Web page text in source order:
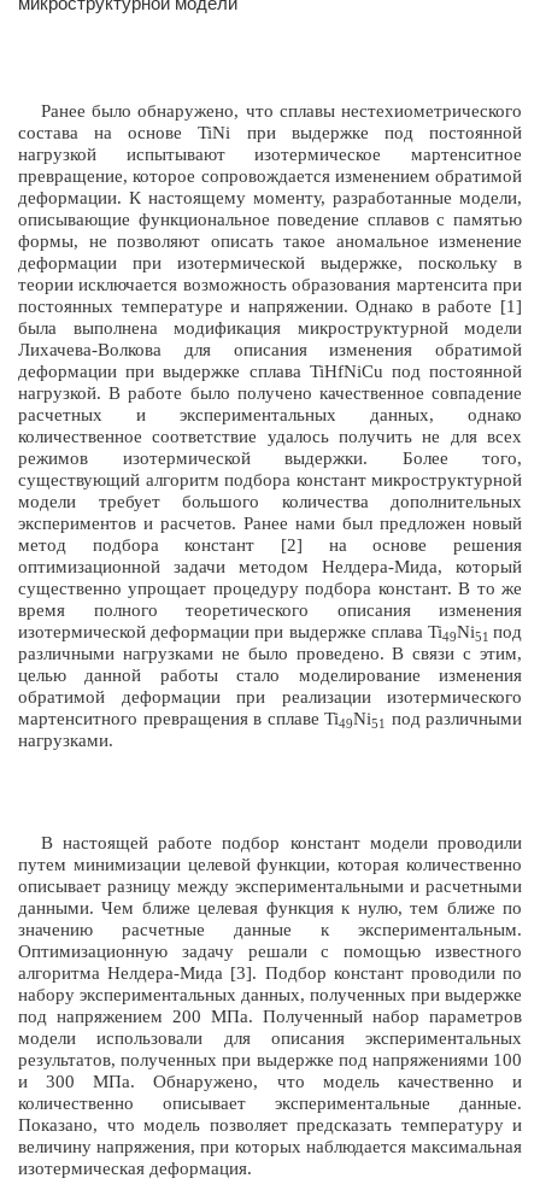
Ранее было обнаружено, что сплавы нестехиометрического
состава на основеTiNi
при выдержке под постоянной
нагрузкой испытывают изотермическое мартенситное
превращение, которое сопровождается изменением обратимой
деформации. К настоящему моменту, разработанные модели,
описывающие функциональное поведение сплавов с памятью
формы, не позволяют описать такое аномальное изменение
деформации при изотермической выдержке, поскольку в
теории исключается возможность образования мартенсита при
постоянных температуре и напряжении. Однако в работе [1]
была выполнена модификация микроструктурной модели
Лихачева-Волкова для описания изменения обратимой
деформации при выдержке сплава TiHfNiCu под постоянной
нагрузкой. В работе было получено качественное совпадение
расчетных и экспериментальных данных, однако
количественное соответствие удалось получить не для всех
режимов изотермической выдержки. Более того,
существующий алгоритм подбора констант микроструктурной
модели требует большого количества дополнительных
экспериментов и расчетов. Ранее нами был предложен новый
метод подбора констант [2] на основе решения
оптимизационной задачи методом Нелдера-Мида, который
существенно упрощает процедуру подбора констант. В то же
время полного теоретического описания изменения
изотермической деформации при выдержке сплава Ti49Ni51под
различными нагрузками не было проведено. В связи с этим,
целью данной работы стало моделирование изменения
обратимой деформации при реализации изотермического
мартенситного превращения в сплаве Ti49Ni51 под различными
нагрузками.
В настоящей работе подбор констант модели проводили
путем минимизации целевой функции, которая количественно
описывает разницу между экспериментальными и расчетными
данными. Чем ближе целевая функция к нулю, тем ближе по
значению расчетные данные к экспериментальным.
Оптимизационную задачу решали с помощью известного
алгоритма Нелдера-Мида [3]. Подбор констант проводили по
набору экспериментальных данных, полученных при выдержке
под напряжением 200 МПа. Полученный набор параметров
модели использовали для описания экспериментальных
результатов, полученных при выдержке под напряжениями 100
и 300 МПа. Обнаружено, что модель качественно и
количественно описывает экспериментальные данные.
Показано, что модель позволяет предсказать температуру и
величину напряжения, при которых наблюдается максимальная
изотермическая деформация.